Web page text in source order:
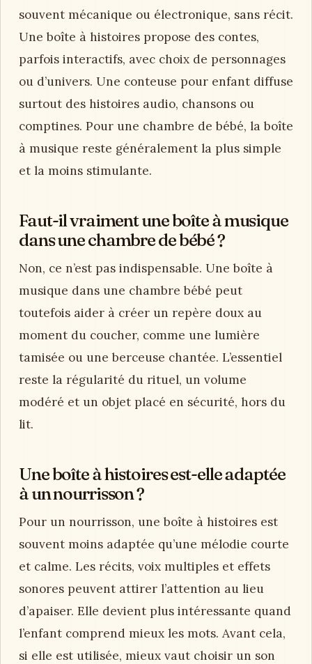
souvent mécanique ou électronique, sans récit.
Une boîte à histoires propose des contes,
parfois interactifs, avec choix de personnages
ou d’univers. Une conteuse pour enfant diffuse
surtout des histoires audio, chansons ou
comptines. Pour une chambre de bébé, la boîte
à musique reste généralement la plus simple
et la moins stimulante.
Faut-il vraiment une boîte à musique
dans une chambre de bébé ?
Non, ce n’est pas indispensable. Une boîte à
musique dans une chambre bébé peut
toutefois aider à créer un repère doux au
moment du coucher, comme une lumière
tamisée ou une berceuse chantée. L’essentiel
reste la régularité du rituel, un volume
modéré et un objet placé en sécurité, hors du
lit.
Une boîte à histoires est-elle adaptée
à un nourrisson ?
Pour un nourrisson, une boîte à histoires est
souvent moins adaptée qu’une mélodie courte
et calme. Les récits, voix multiples et effets
sonores peuvent attirer l’attention au lieu
d’apaiser. Elle devient plus intéressante quand
l’enfant comprend mieux les mots. Avant cela,
si elle est utilisée, mieux vaut choisir un son